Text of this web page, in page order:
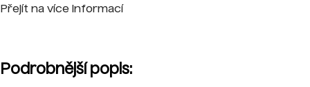
Přejít na více informací
Podrobnější popis: